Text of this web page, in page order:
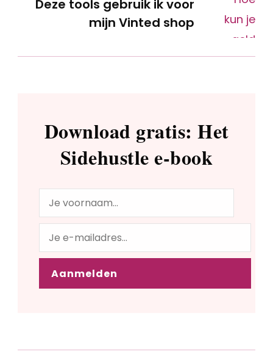
Deze tools gebruik ik voor
mijn Vinted shop
Download gratis: Het
Sidehustle e-book